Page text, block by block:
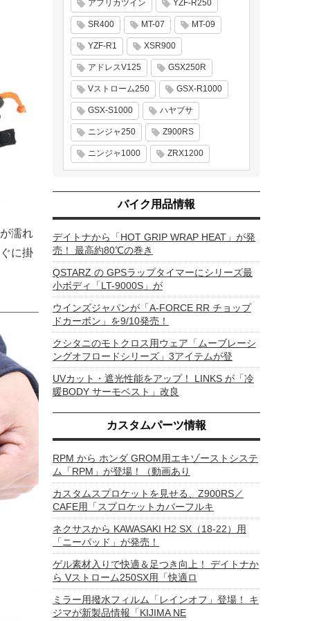
濡れ
に掛
アフリカツイン YZF-R250
SR400 MT-07 MT-09
YZF-R1 XSR900
アドレスV125 GSX250R
Vストローム250 GSX-R1000
GSX-S1000 ハヤブサ
ニンジャ250 Z900RS
ニンジャ1000 ZRX1200
バイク用品情報
デイトナから「HOT GRIP WRAP HEAT」が発
売！ 最高約80℃の巻き
QSTARZ の GPSラップタイマーにシリーズ最
小ボディ「LT-9000S」が
ウインズジャパンが「A-FORCE RR チョップ
ドカーボン」を9/10発売！
クシタニのモトクロス用ウェア「ムーブレーシ
ングオフロードシリーズ」3アイテムが登
UVカット・遮光性能をアップ！ LINKS が「冷
暖BODY サーモベスト」改良
カスタムパーツ情報
RPM から ホンダ GROM用エキゾーストシステ
ム「RPM」が登場！（動画あり
カスタムスプロケットを見せる、Z900RS／
CAFE用「スプロケットカバーフルキ
ネクサスから KAWASAKI H2 SX（18-22）用
「ニーパッド」が発売！
ゲル素材入りで快適＆足つき向上！ デイトナか
ら Vストローム250SX用「快適ロ
ミラー用撥水フィルム「レインオフ」登場！ キ
ジマが新製品情報「KIJIMA NE